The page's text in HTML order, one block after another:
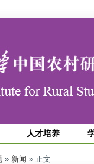
人才培养
» 新闻 » 正文